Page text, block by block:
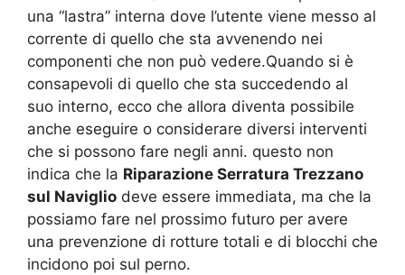
una “lastra” interna dove l’utente viene messo al
corrente di quello che sta avvenendo nei
componenti che non può vedere.Quando si è
consapevoli di quello che sta succedendo al
suo interno, ecco che allora diventa possibile
anche eseguire o considerare diversi interventi
che si possono fare negli anni. questo non
indica che la Riparazione Serratura Trezzano
sul Naviglio deve essere immediata, ma che la
possiamo fare nel prossimo futuro per avere
una prevenzione di rotture totali e di blocchi che
incidono poi sul perno.